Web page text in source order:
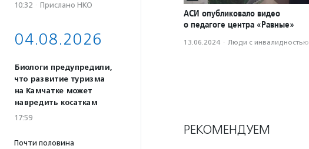
10:32 · Прислано НКО
04.08.2026
Биологи предупредили,
что развитие туризма
на Камчатке может
навредить косаткам
17:59
Почти половина
АСИ опубликовало видео
о педагоге центра «Равные»
13.06.2024 · Люди с инвалидностью
РЕКОМЕНДУЕМ